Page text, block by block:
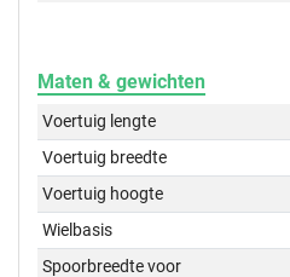
Maten & gewichten
Voertuig lengte
Voertuig breedte
Voertuig hoogte
Wielbasis
Spoorbreedte voor